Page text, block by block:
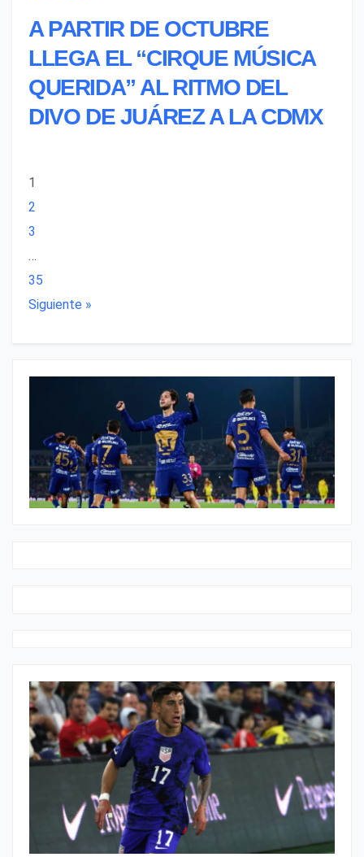
A PARTIR DE OCTUBRE
LLEGA EL “CIRQUE MÚSICA
QUERIDA” AL RITMO DEL
DIVO DE JUÁREZ A LA CDMX
1
2
3
…
35
Siguiente »